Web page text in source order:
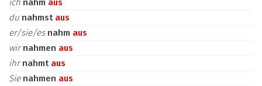
ich nahm aus
du nahmst aus
er/sie/es nahm aus
wirnahmen aus
ihrnahmt aus
Sie nahmen aus